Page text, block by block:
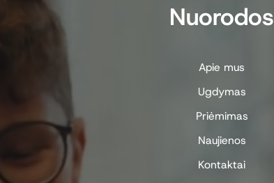
Nuorodos
Apie mus
Ugdymas
Priėmimas
Naujienos
Kontaktai